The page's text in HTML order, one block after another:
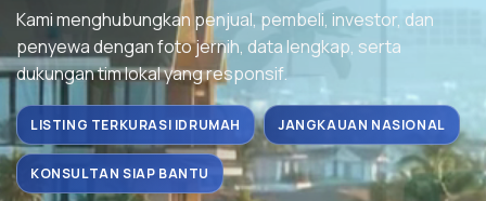
Kami menghubungkan penjual, pembeli, investor, dan
penyewa dengan foto jernih, data lengkap, serta
dukungan tim lokal yang responsif.
LISTING TERKURASI IDRUMAH JANGKAUAN NASIONAL
KONSULTAN SIAP BANTU